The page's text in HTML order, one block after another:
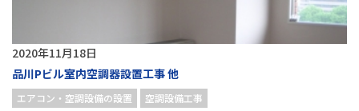
2020年11月18日
品川Pビル室内空調器設置工事 他
エアコン・空調設備の設置 空調設備工事